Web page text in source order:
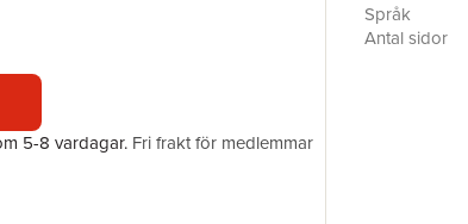
5-8 vardagar. Fri frakt för medlemmar
Språk
Antal sidor